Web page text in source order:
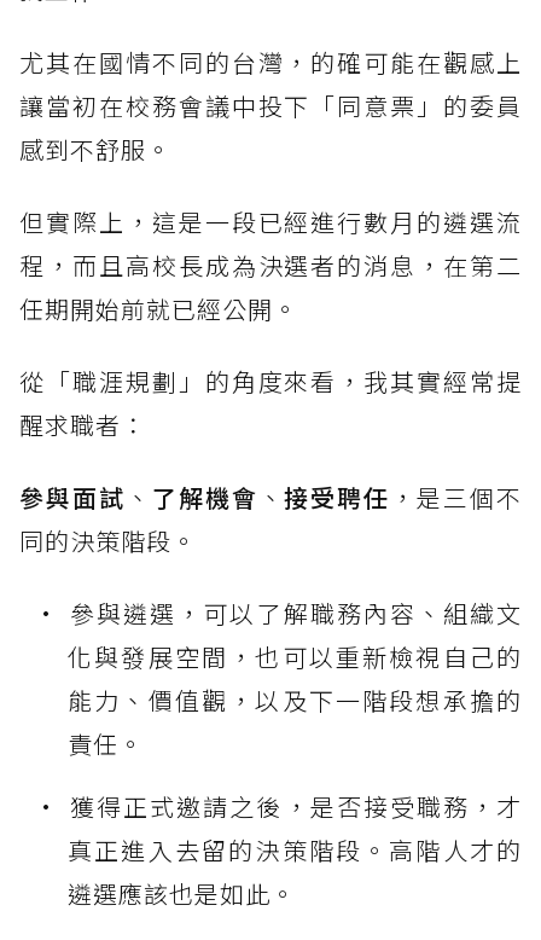
尤其在國情不同的台灣，的確可能在觀感上
讓當初在校務會議中投下「同意票」的委員
感到不舒服。
但實際上，這是一段已經進行數月的遴選流
程，而且高校長成為決選者的消息，在第二
任期開始前就已經公開。
從「職涯規劃」的角度來看，我其實經常提
醒求職者：
參與面試 、 了解機會 、接受聘任 ，是三個不
同的決策階段。
參與遴選，可以了解職務內容、組織文
化與發展空間，也可以重新檢視自己的
能力、價值觀，以及下一階段想承擔的
責任。
獲得正式邀請之後，是否接受職務，才
真正進入去留的決策階段。高階人才的
遴選應該也是如此。